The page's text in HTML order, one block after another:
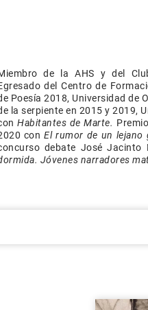
de la AHS y del
del Centro de
Poesía 2018, Universidad de
la serpiente en 2015 y 2019,
Habitantes de Marte.
conEl rumor de un lejano
debate José
Jóvenes narradores